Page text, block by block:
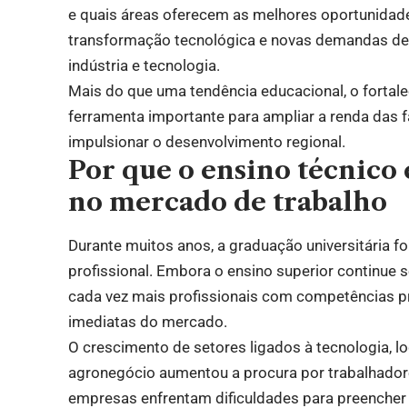
e quais áreas oferecem as melhores
transformação tecnológica e novas demandas
indústria e tecnologia.
Mais do que uma tendência educacional, o
ferramenta importante para ampliar a renda das
impulsionar o desenvolvimento regional.
Por que o ensino técnico
no mercado de trabalho
Durante muitos anos, a graduação universitária
profissional. Embora o ensino superior continue
cada vez mais profissionais com competências
imediatas do mercado.
O crescimento de setores ligados à tecnologia,
agronegócio aumentou a procura por
empresas enfrentam dificuldades para